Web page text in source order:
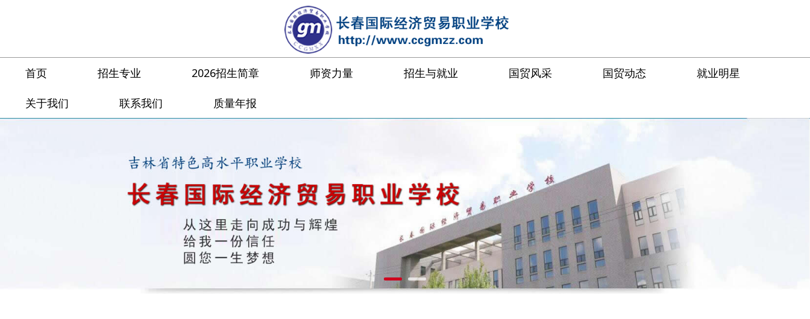
首页 招生专业 2026招生简章 师资力量 招生与就业 国贸风采 国贸动态 就业明星
关于我们 联系我们 质量年报